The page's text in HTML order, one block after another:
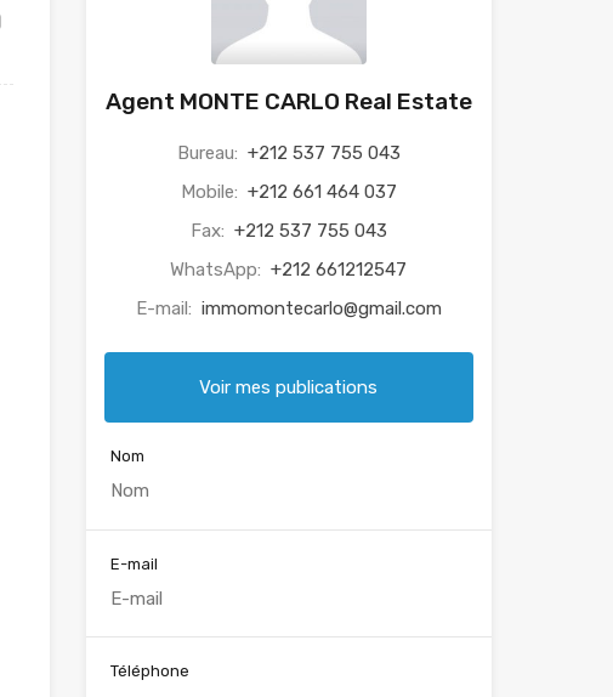
Agent MONTE CARLO Real Estate
Bureau: +212 537 755 043
Mobile: +212 661 464 037
Fax: +212 537 755 043
WhatsApp: +212 661212547
E-mail: immomontecarlo@gmail.com
Voir mes publications
Nom
E-mail
Téléphone